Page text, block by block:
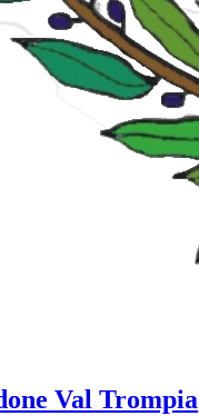
Val Trompia